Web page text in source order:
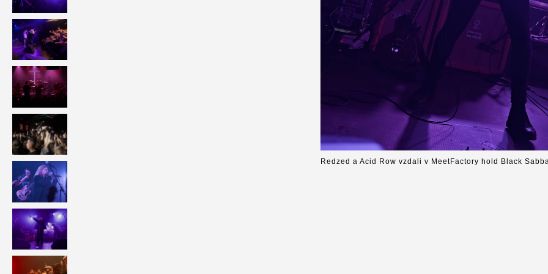
Redzed a Acid Row vzdali v MeetFactory hold Black